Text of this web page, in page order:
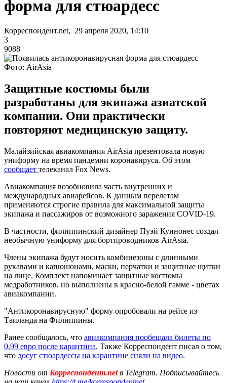
форма для стюардесс
Корреспондент.net, 29 апреля 2020, 14:10
3
9088
Фото: AirAsia
Защитные костюмы были
разработаны для экипажа азиатской
компании. Они практически
повторяют медицинскую защиту.
Малайзийская авиакомпания AirAsia презентовала новую
униформу на время пандемии коронавируса. Об этом
сообщает телеканал Fox News.
Авиакомпания возобновила часть внутренних и
международных авиарейсов. К данным перелетам
применяются строгие правила для максимальной защиты
экипажа и пассажиров от возможного заражения COVID-19.
В частности, филиппинский дизайнер Пуэй Куинонес создал
необычную униформу для бортпроводников AirAsia.
Члены экипажа будут носить комбинезоны с длинными
рукавами и капюшонами, маски, перчатки и защитные щитки
на лице. Комплект напоминает защитные костюмы
медработников, но выполнены в красно-белой гамме - цветах
авиакомпании.
"Антикоронавирусную" форму опробовали на рейсе из
Таиланда на Филиппины.
Ранее сообщалось, что авиакомпания пообещала билеты по
0,99 евро после карантина. Также Корреспондент писал о том,
что досуг стюардессы на карантине сняли на видео.
Новости от Корреспондент.netв Telegram. Подписывайтесь